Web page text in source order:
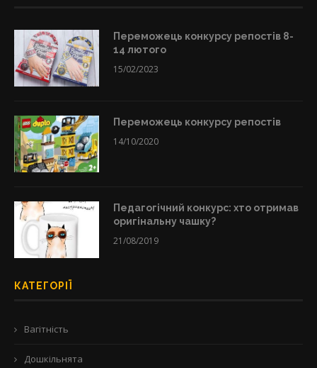
Переможець конкурсу репостів 8-
14 лютого
15/02/2023
Переможець конкурсу репостів
14/10/2020
Педагогічний конкурс: хто отримав
оригінальну чашку?
21/08/2019
КАТЕГОРІЇ
Вагітність
Дошкільнята